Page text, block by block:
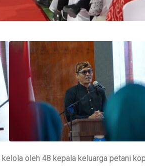
oleh 48 kepala keluarga petani